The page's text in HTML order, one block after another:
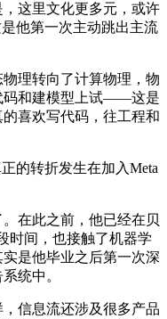
这里文化更多元，或许
他第一次主动跳出主流
理转向了计算物理，物
码和建模型上试——这是
喜欢写代码，往工程和
的转折发生在加入Meta
在此之前，他已经在贝
时间，也接触了机器学
是他毕业之后第一次深
统中。
信息流还涉及很多产品